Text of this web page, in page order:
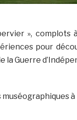
», complots
pour
la Guerre
muséographiques